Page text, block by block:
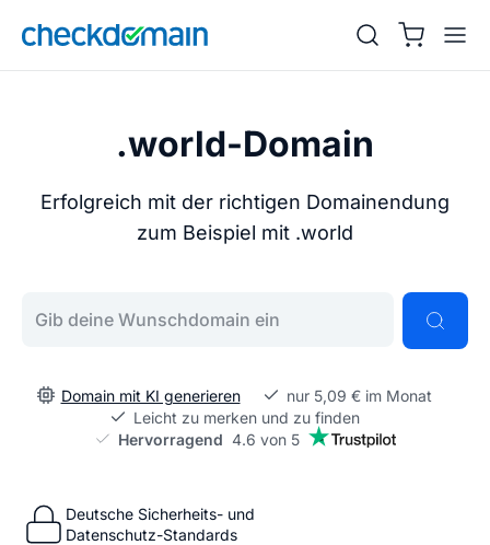
.world-Domain
Erfolgreich mit der richtigen Domainendung
zum Beispiel mit .world
Domain mit KI generieren
nur 5,09 € im Monat
Leicht zu merken und zu finden
Hervorragend 4.6 von 5
Deutsche Sicherheits- und
Datenschutz-Standards